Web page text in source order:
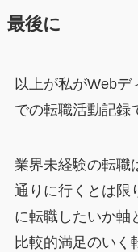
最後に
以上が私がWebデ
での転職活動記録
業界未経験の転職
通りに行くとは限
に転職したいか軸
比較的満足のいく